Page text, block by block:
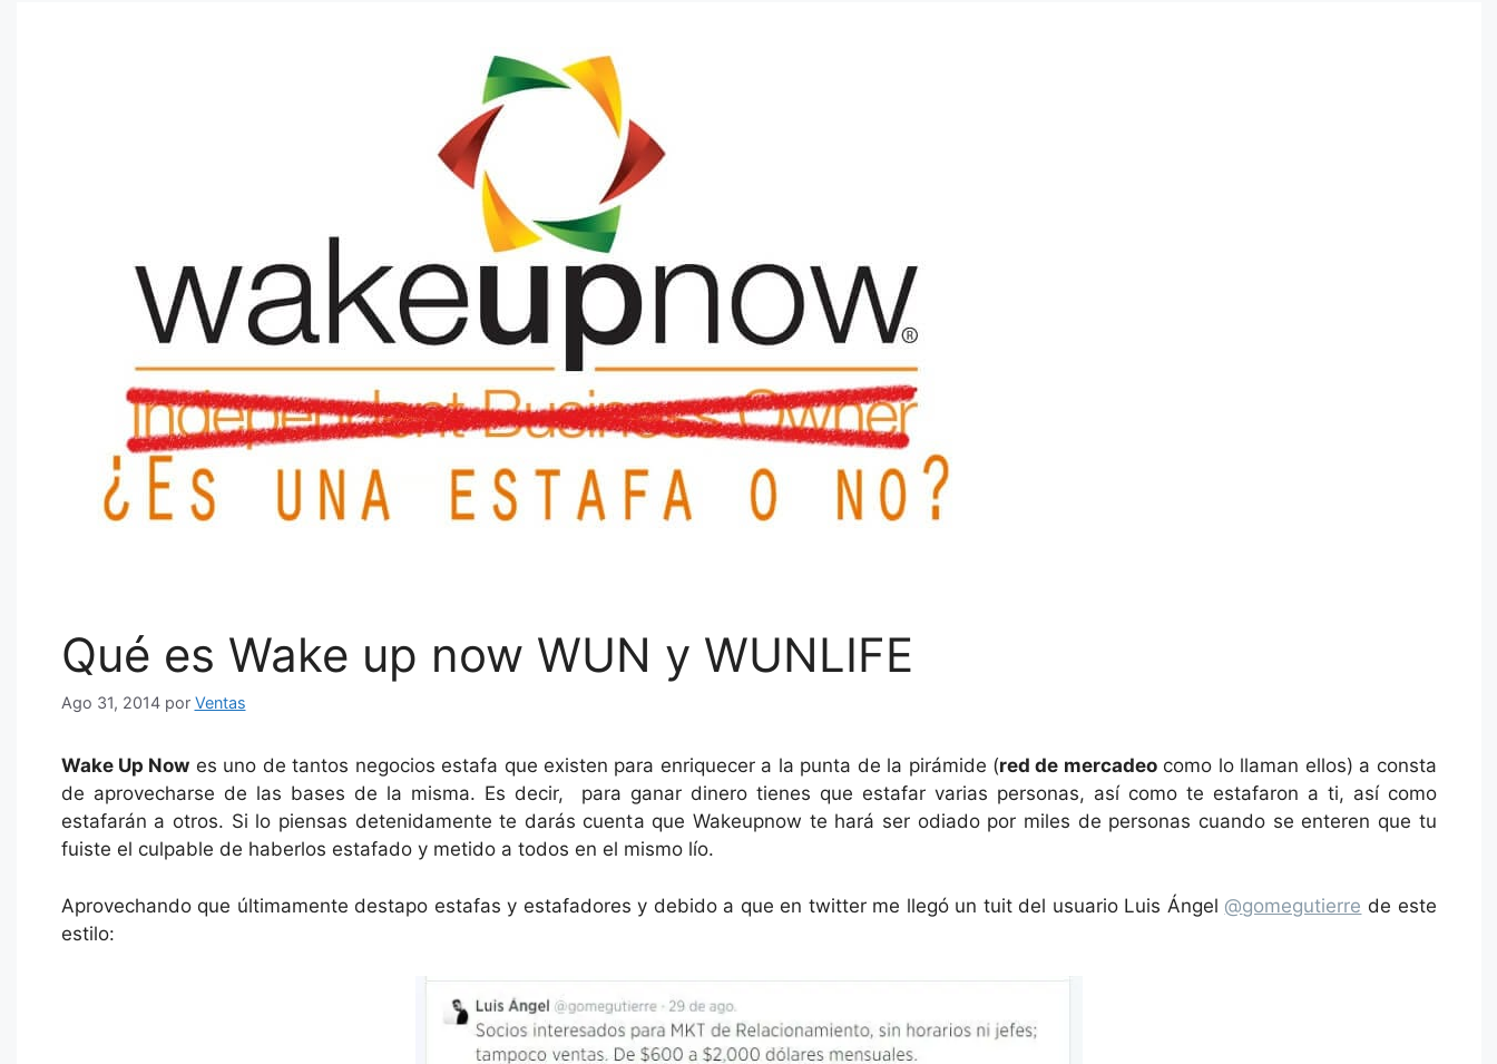
Qué es Wake up now WUN y WUNLIFE
Ago 31, 2014 por Ventas
Wake Up Now es uno de tantos negocios estafa que existen para enriquecer a la punta de la pirámide (red de mercadeocomo lo llaman ellos) a consta
de aprovecharse de las bases de la misma. Es decir, para ganar dinero tienes que estafar varias personas, así como te estafaron a ti, así como
estafarán a otros. Si lo piensas detenidamente te darás cuenta que Wakeupnow te hará ser odiado por miles de personas cuando se enteren que tu
fuiste el culpable de haberlos estafado y metido a todos en el mismo lío.
Aprovechando que últimamente destapo estafas y estafadores y debido a que en twitter me llegó un tuit del usuario Luis Ángel @gomegutierre de este
estilo: